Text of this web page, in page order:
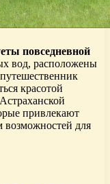
повседневной
вод, расположены
красотой
привлекают
для